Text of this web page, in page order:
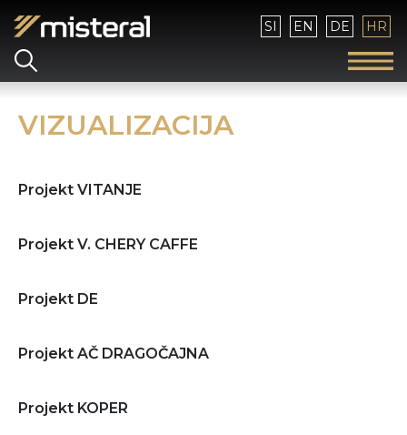
Izaberite vaš jezik
SI EN DE HR
VIZUALIZACIJA
Projekt VITANJE
Projekt V. CHERY CAFFE
Projekt DE
Projekt AČ DRAGOČAJNA
Projekt KOPER